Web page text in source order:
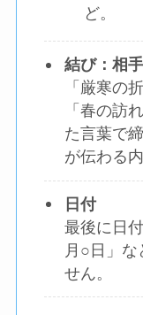
ど。
結び：相
「厳寒の
「春の訪
た言葉で
が伝わる
日付
最後に日
月○日」
せん。